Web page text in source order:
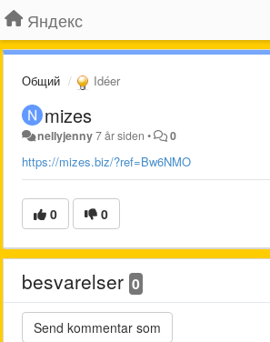
Яндекс
Общий Idéer
mizes
nellyjenny7 år siden • 0
https://mizes.biz/?ref=Bw6NMO
0 0
besvarelser 0